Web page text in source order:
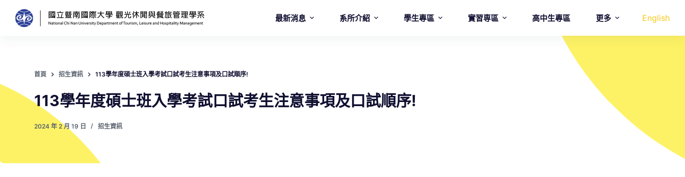
跳
至
最新消息 系所介紹 學生專區 實習専區 高中生專區 更多 English
首頁 招生資訊 113學年度碩士班入學考試口試考生注意事項及口試順序!
113學年度碩士班入學考試口試考生注意事項及口試順序!
2024 年 2 月 19 日 招生資訊